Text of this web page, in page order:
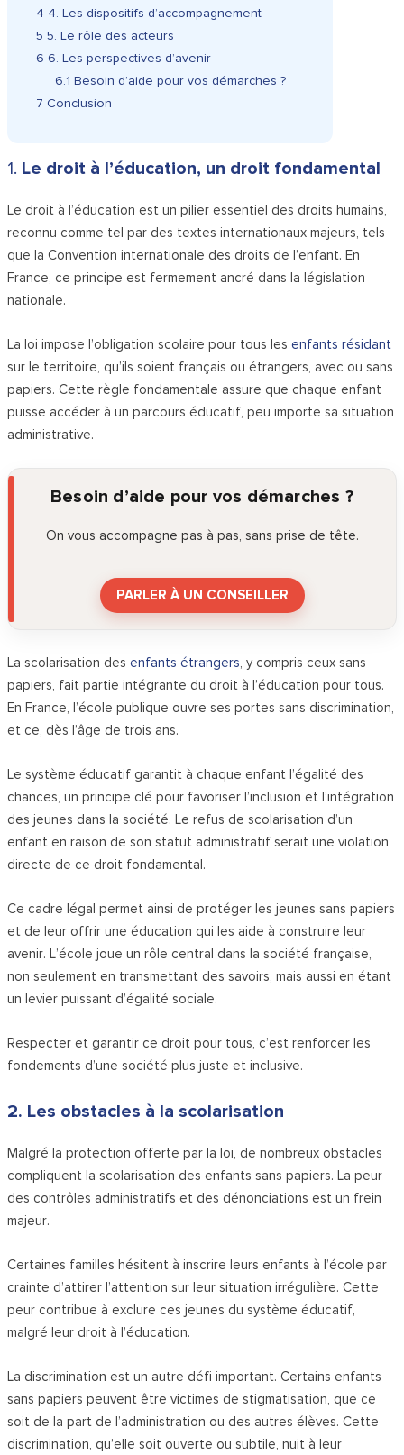
4 4. Les dispositifs d’accompagnement
5 5. Le rôle des acteurs
6 6. Les perspectives d’avenir
6.1 Besoin d’aide pour vos démarches ?
7 Conclusion
1. Le droit à l’éducation, un droit fondamental
Le droit à l’éducation est un pilier essentiel des droits humains,
reconnu comme tel par des textes internationaux majeurs, tels
que la Convention internationale des droits de l’enfant. En
France, ce principe est fermement ancré dans la législation
nationale.
La loi impose l’obligation scolaire pour tous lesenfants résidant
sur le territoire, qu’ils soient français ou étrangers, avec ou sans
papiers. Cette règle fondamentale assure que chaque enfant
puisse accéder à un parcours éducatif, peu importe sa situation
administrative.
Besoin d’aide pour vos démarches ?
On vous accompagne pas à pas, sans prise de tête.
PARLER À UN CONSEILLER
La scolarisation desenfants étrangers, y compris ceux sans
papiers, fait partie intégrante du droit à l’éducation pour tous.
En France, l’école publique ouvre ses portes sans discrimination,
et ce, dès l’âge de trois ans.
Le système éducatif garantit à chaque enfant l’égalité des
chances, un principe clé pour favoriser l’inclusion et l’intégration
des jeunes dans la société. Le refus de scolarisation d’un
enfant en raison de son statut administratif serait une violation
directe de ce droit fondamental.
Ce cadre légal permet ainsi de protéger les jeunes sans papiers
et de leur offrir une éducation qui les aide à construire leur
avenir. L’école joue un rôle central dans la société française,
non seulement en transmettant des savoirs, mais aussi en étant
un levier puissant d’égalité sociale.
Respecter et garantir ce droit pour tous, c’est renforcer les
fondements d’une société plus juste et inclusive.
2. Les obstacles à la scolarisation
Malgré la protection offerte par la loi, de nombreux obstacles
compliquent la scolarisation des enfants sans papiers. La peur
des contrôles administratifs et des dénonciations est un frein
majeur.
Certaines familles hésitent à inscrire leurs enfants à l’école par
crainte d’attirer l’attention sur leur situation irrégulière. Cette
peur contribue à exclure ces jeunes du système éducatif,
malgré leur droit à l’éducation.
La discrimination est un autre défi important. Certains enfants
sans papiers peuvent être victimes de stigmatisation, que ce
soit de la part de l’administration ou des autres élèves. Cette
discrimination, qu’elle soit ouverte ou subtile, nuit à leur